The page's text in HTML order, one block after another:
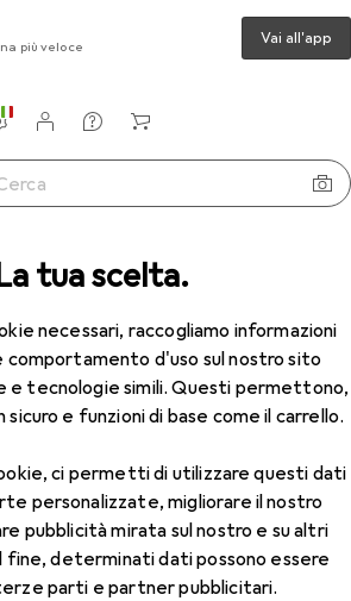
tua scelta.
necessari, raccogliamo informazioni
comportamento d'uso sul nostro sito
e tecnologie simili. Questi permettono,
sicuro e funzioni di base come il carrello.
ci permetti di utilizzare questi dati
personalizzate, migliorare il nostro
pubblicità mirata sul nostro e su altri
fine, determinati dati possono essere
parti e partner pubblicitari.
più veloce Vai all'app
cliente
di confronto
dei desideri
per strisce di cartongesso
EUR
26,–
Black & DeckerTaglierina per strisce di
cartongesso
Taglierini
Black & Decker
strisce di